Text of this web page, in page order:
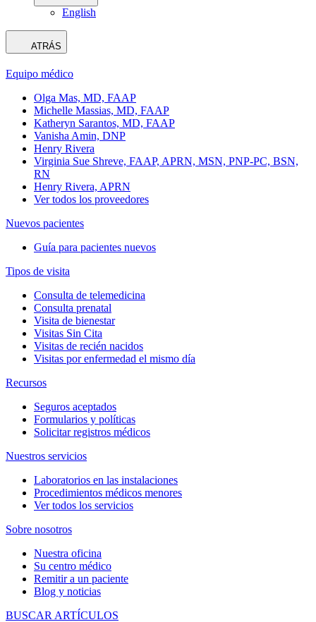
English
ATRÁS
Equipo médico
Olga Mas, MD, FAAP
Michelle Massias, MD, FAAP
Katheryn Sarantos, MD, FAAP
Vanisha Amin, DNP
Henry Rivera
Virginia Sue Shreve, FAAP, APRN, MSN, PNP-PC, BSN,
RN
Henry Rivera, APRN
Ver todos los proveedores
Nuevos pacientes
Guía para pacientes nuevos
Tipos de visita
Consulta de telemedicina
Consulta prenatal
Visita de bienestar
Visitas Sin Cita
Visitas de recién nacidos
Visitas por enfermedad el mismo día
Recursos
Seguros aceptados
Formularios y políticas
Solicitar registros médicos
Nuestros servicios
Laboratorios en las instalaciones
Procedimientos médicos menores
Ver todos los servicios
Sobre nosotros
Nuestra oficina
Su centro médico
Remitir a un paciente
Blog y noticias
BUSCAR ARTÍCULOS